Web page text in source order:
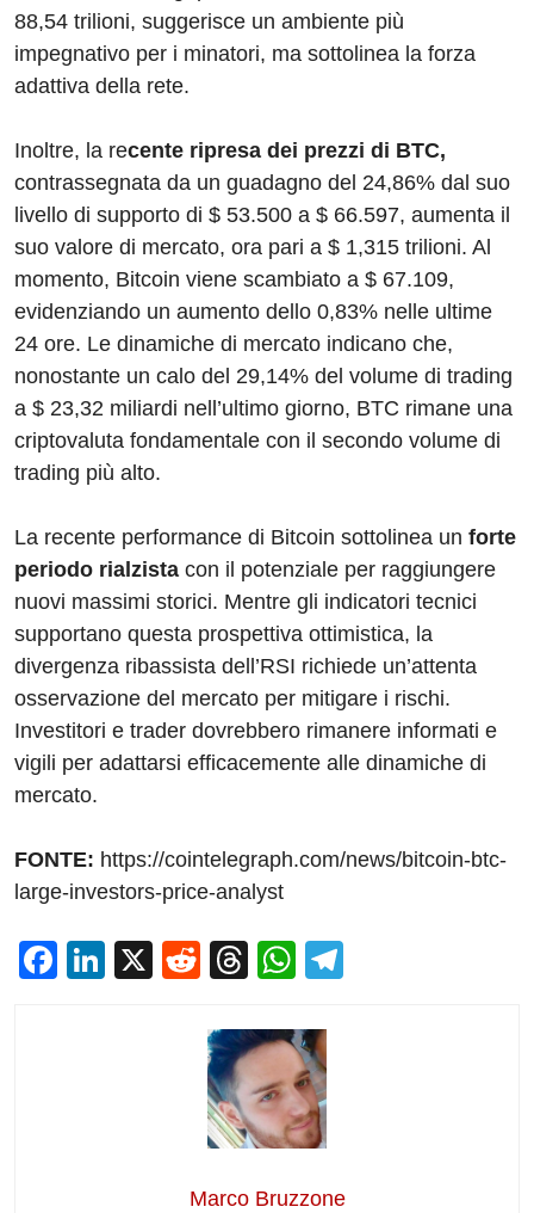
88,54 trilioni, suggerisce un ambiente più
impegnativo per i minatori, ma sottolinea la forza
adattiva della rete.
Inoltre, la recente ripresa dei prezzi di BTC,
contrassegnata da un guadagno del 24,86% dal suo
livello di supporto di $ 53.500 a $ 66.597, aumenta il
suo valore di mercato, ora pari a $ 1,315 trilioni. Al
momento, Bitcoin viene scambiato a $ 67.109,
evidenziando un aumento dello 0,83% nelle ultime
24 ore. Le dinamiche di mercato indicano che,
nonostante un calo del 29,14% del volume di trading
a $ 23,32 miliardi nell’ultimo giorno, BTC rimane una
criptovaluta fondamentale con il secondo volume di
trading più alto.
La recente performance di Bitcoin sottolinea un forte
periodo rialzista con il potenziale per raggiungere
nuovi massimi storici. Mentre gli indicatori tecnici
supportano questa prospettiva ottimistica, la
divergenza ribassista dell’RSI richiede un’attenta
osservazione del mercato per mitigare i rischi.
Investitori e trader dovrebbero rimanere informati e
vigili per adattarsi efficacemente alle dinamiche di
mercato.
FONTE: https://cointelegraph.com/news/bitcoin-btc-
large-investors-price-analyst
F
Li
X
R
d
di
t
T
e
a
d
s
W
at
s
A
p
p
Marco Bruzzone